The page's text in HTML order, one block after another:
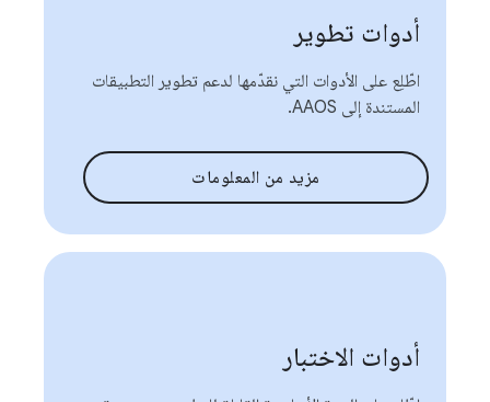
أدوات تطوير
اطّلِع على الأدوات التي نقدّمها لدعم تطوير التطبيقات
المستندة إلى AAOS.
مزيد من المعلومات
أدوات الاختبار